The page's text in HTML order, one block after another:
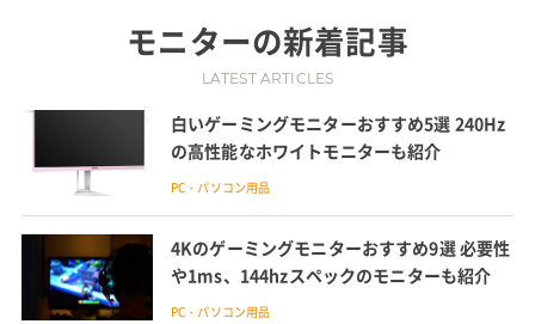
モニターの新着記事
LATEST ARTICLES
白いゲーミングモニターおすすめ5選 240Hz
の高性能なホワイトモニターも紹介
PC・パソコン用品
4Kのゲーミングモニターおすすめ9選 必要性
や1ms、144hzスペックのモニターも紹介
PC・パソコン用品